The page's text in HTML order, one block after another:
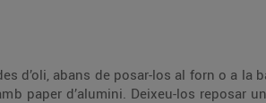
d’oli, abans de posar-los al forn o a la
paper d’alumini. Deixeu-los reposar